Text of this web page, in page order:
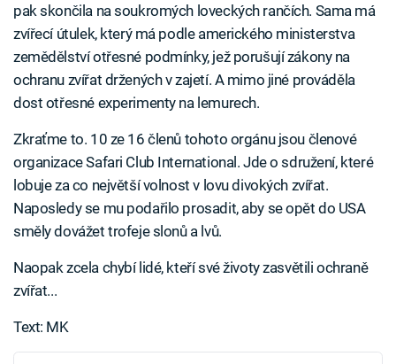
pak skončila na soukromých loveckých rančích. Sama má
zvířecí útulek, který má podle amerického ministerstva
zemědělství otřesné podmínky, jež porušují zákony na
ochranu zvířat držených v zajetí. A mimo jiné prováděla
dost otřesné experimenty na lemurech.
Zkraťme to. 10 ze 16 členů tohoto orgánu jsou členové
organizace Safari Club International. Jde o sdružení, které
lobuje za co největší volnost v lovu divokých zvířat.
Naposledy se mu podařilo prosadit, aby se opět do USA
směly dovážet trofeje slonů a lvů.
Naopak zcela chybí lidé, kteří své životy zasvětili ochraně
zvířat...
Text: MK